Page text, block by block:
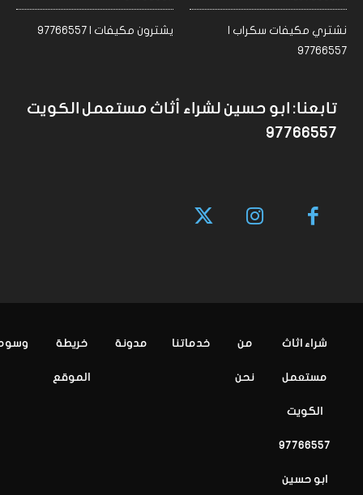
نشتري مكيفات سكراب |
97766557
يشترون مكيفات | 97766557
تابعنا: ابو حسين لشراء أثاث مستعمل الكويت
97766557
شراء اثاث
مستعمل
الكويت
97766557
ابو حسين
من
نحن
خدماتنا مدونة خريطة
الموقع